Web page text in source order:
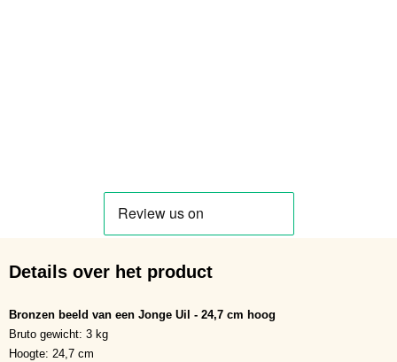
Details over het product
Bronzen beeld van een Jonge Uil - 24,7 cm hoog
Bruto gewicht: 3 kg
Hoogte: 24,7 cm